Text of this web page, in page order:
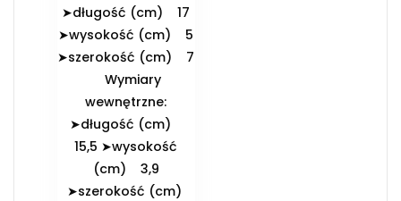
➤długość (cm) 17
➤wysokość (cm) 5
➤szerokość (cm) 7
️Wymiary
wewnętrzne:
➤długość (cm)
15,5 ➤wysokość
(cm) 3,9
➤szerokość (cm)